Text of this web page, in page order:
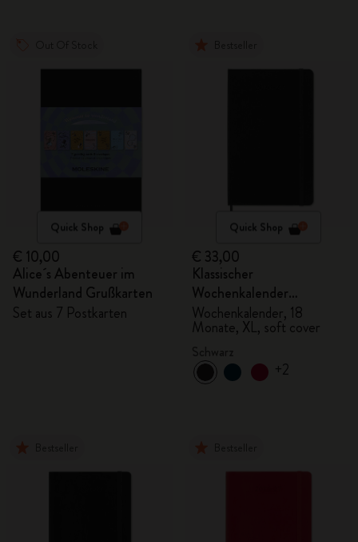
Quick Shop
€ 10,00
Alice´s Abenteuer im
Wunderland Grußkarten
Set aus 7 Postkarten
Quick Shop
€ 33,00
Klassischer
Wochenkalender
2026/2027
Wochenkalender, 18
Monate, XL, soft cover
+2